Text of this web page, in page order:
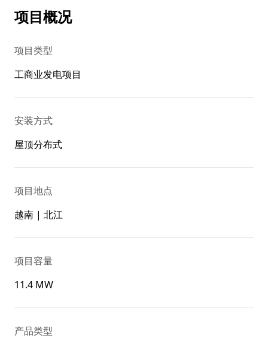
项目概况
项目类型
工商业发电项目
安装方式
屋顶分布式
项目地点
越南 | 北江
项目容量
11.4 MW
产品类型